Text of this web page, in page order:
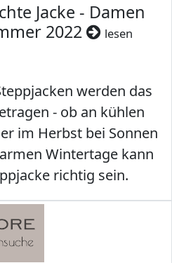
Jacke - Damen
2022
lesen
werden das
- ob an kühlen
im Herbst bei Sonnen
Wintertage kann
richtig sein.